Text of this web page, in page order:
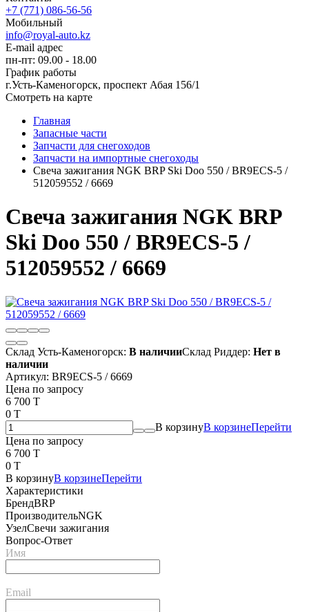
+7 (771) 086-56-56
Мобильный
info@royal-auto.kz
E-mail адрес
пн-пт: 09.00 - 18.00
График работы
г.Усть-Каменогорск, проспект Абая 156/1
Смотреть на карте
Главная
Запасные части
Запчасти для снегоходов
Запчасти на импортные снегоходы
Свеча зажигания NGK BRP Ski Doo 550 / BR9ECS-5 /
512059552 / 6669
Свеча зажигания NGK BRP
Ski Doo 550 / BR9ECS-5 /
512059552 / 6669
Склад Усть-Каменогорск: В наличииСклад Риддер: Нет в
наличии
Артикул: BR9ECS-5 / 6669
Цена по запросу
6 700 T
0 T
В корзинуВ корзинеПерейти
Цена по запросу
6 700 T
0 T
В корзинуВ корзинеПерейти
Характеристики
БрендBRP
ПроизводительNGK
УзелСвечи зажигания
Вопрос-Ответ
Имя
Email